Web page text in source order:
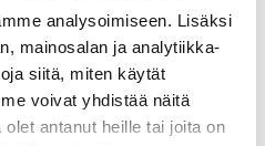
analysoimiseen. Lisäksi
mainosalan ja analytiikka-
siitä, miten käytät
voivat yhdistää näitä
antanut heille tai joita on
palvelulla
ja maksupalveluntarjoajana toimii
suomalaisten pankkien ja
maksun saajana tiliotteella tai
Paytrail Oyj:llä on
pyydämme